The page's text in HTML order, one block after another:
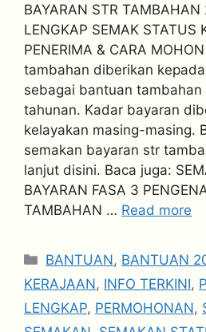
BAYARAN STR
LENGKAP SEMAK STATUS
PENERIMA & CARA
tambahan diberikan
sebagai bantuan tambahan
tahunan. Kadar bayaran
kelayakan masing-masing.
semakan bayaran str
lanjut disini. Baca juga:
BAYARAN FASA 3
TAMBAHAN … Read more
Categories
BANTUAN, BANTUAN
KERAJAAN, INFO TERKINI,
LENGKAP, PERMOHONAN,